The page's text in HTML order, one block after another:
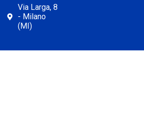
Via Larga, 8
- Milano
(MI)